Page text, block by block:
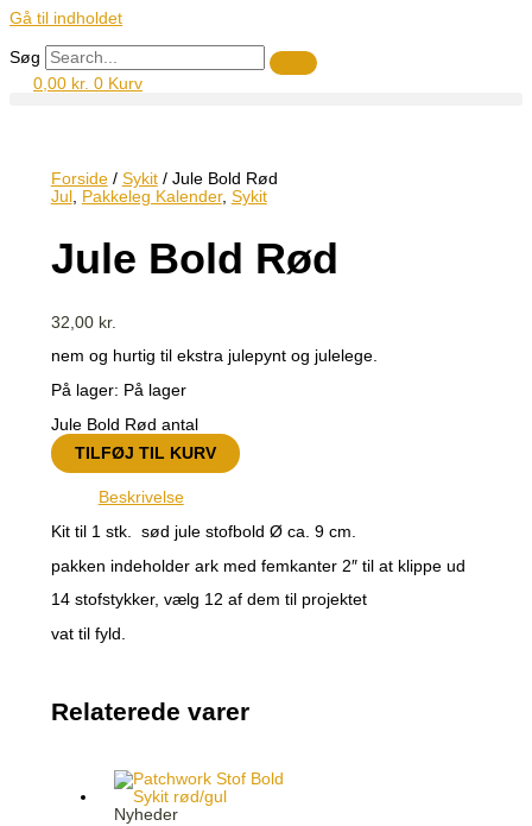
Gå til indholdet
Søg
0,00 kr. 0 Kurv
Forside/ Sykit/ Jule Bold Rød
Jul
Pakkeleg Kalender, Sykit
Jule Bold Rød
32,00 kr.
nem og hurtig til ekstra julepynt og julelege.
På lager: På lager
Jule Bold Rød antal
TILFØJ TIL KURV
Beskrivelse
Kit til 1 stk. sød jule stofbold Ø ca. 9 cm.
pakken indeholder ark med femkanter 2″ til at klippe ud
14 stofstykker, vælg 12 af dem til projektet
vat til fyld.
Relaterede varer
Nyheder